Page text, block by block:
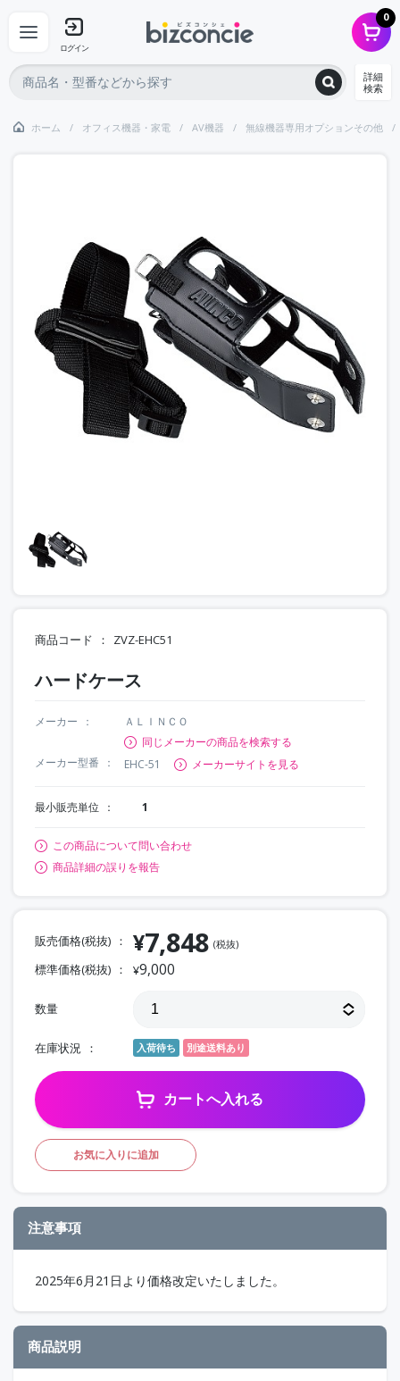
ログイン
0
詳細
検索
ホーム オフィス機器・家電 AV機器 無線機器専用オプションその他
商品コード ZVZ-EHC51
ハードケース
メーカー
ＡＬＩＮＣＯ
同じメーカーの商品を検索する
メーカー型番
EHC-51 メーカーサイトを見る
最小販売単位 1
この商品について問い合わせ
商品詳細の誤りを報告
販売価格(税抜) ¥7,848 (税抜)
標準価格(税抜) ¥9,000
数量
在庫状況 入荷待ち 別途送料あり
カートへ入れる
お気に入りに追加
注意事項
2025年6月21日より価格改定いたしました。
商品説明